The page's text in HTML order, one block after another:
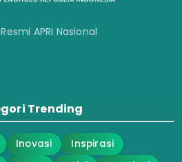
APRI Nasional
Trending
Inovasi
Inspirasi